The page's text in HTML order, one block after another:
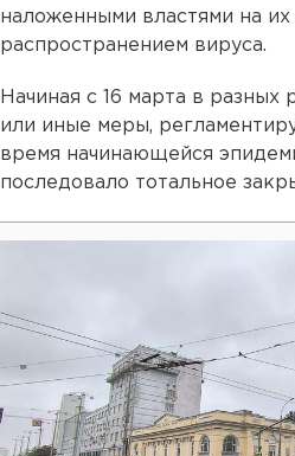
наложенными властями на их
распространением вируса.
Начиная с 16 марта в разных
или иные меры,
время начинающейся
последовало тотальное